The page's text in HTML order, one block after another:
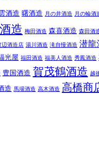
酒造 曙酒造 月の井酒造 月の輪酒
造 梅田酒造 森喜酒造 森田酒
辺酒造店 湯川酒造 滝自慢酒造 潜龍
光屋 福田酒造 福美人酒造 秀鳳酒造
豊国酒造 賀茂鶴酒造 越
造 馬場酒造 高木酒造 高橋商